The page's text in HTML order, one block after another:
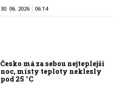
30. 06. 2026 06:14
Česko má za sebou nejteplejší
noc, místy teploty neklesly
pod 25 °C